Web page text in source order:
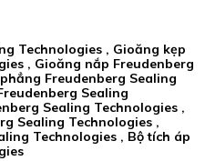
Technologies , Gioăng kẹp
, Gioăng nắp Freudenberg
Freudenberg Sealing
Sealing
Sealing Technologies ,
Sealing Technologies ,
Technologies , Bộ tích áp